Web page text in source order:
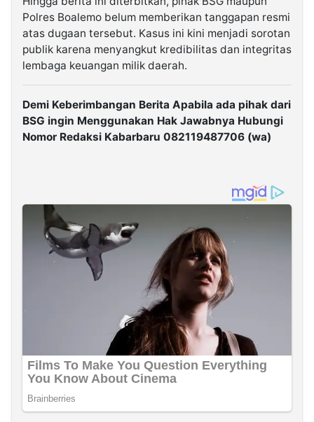
Polres Boalemo belum memberikan tanggapan resmi
atas dugaan tersebut. Kasus ini kini menjadi sorotan
publik karena menyangkut kredibilitas dan integritas
lembaga keuangan milik daerah.
Demi Keberimbangan Berita Apabila ada pihak dari
BSG ingin Menggunakan Hak Jawabnya Hubungi
Nomor Redaksi Kabarbaru 082119487706 (wa)